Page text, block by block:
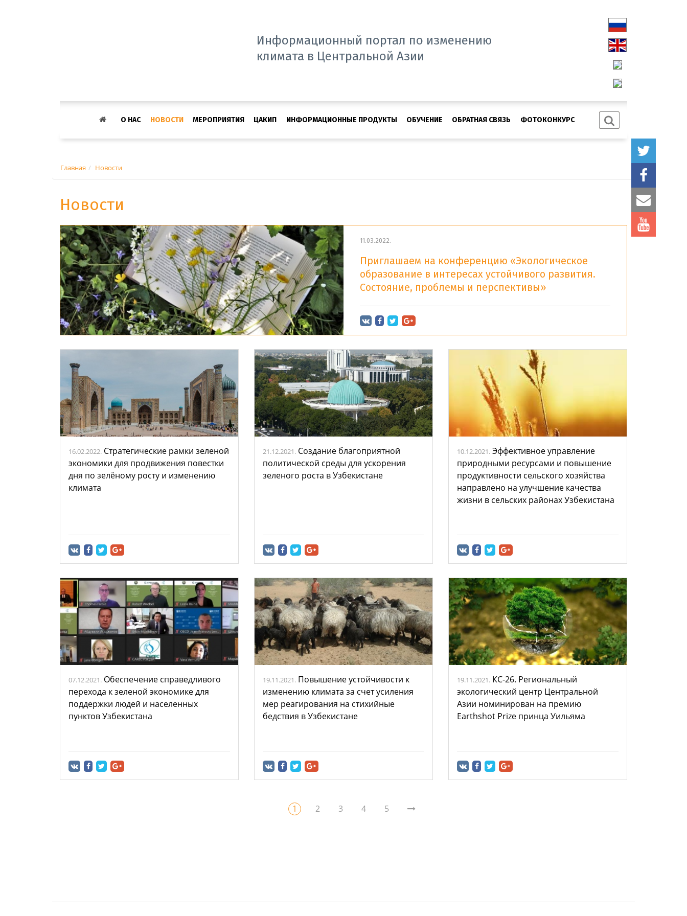
Информационный портал по изменению
климата в Центральной Азии
О НАС НОВОСТИ МЕРОПРИЯТИЯ ЦАКИП ИНФОРМАЦИОННЫЕ ПРОДУКТЫ ОБУЧЕНИЕ ОБРАТНАЯ СВЯЗЬ ФОТОКОНКУРС
Главная Новости
Новости
11.03.2022.
Приглашаем на конференцию «Экологическое
образование в интересах устойчивого развития.
Состояние, проблемы и перспективы»
16.02.2022. Стратегические рамки зеленой
экономики для продвижения повестки
дня по зелёному росту и изменению
климата
21.12.2021. Создание благоприятной
политической среды для ускорения
зеленого роста в Узбекистане
10.12.2021. Эффективное управление
природными ресурсами и повышение
продуктивности сельского хозяйства
направлено на улучшение качества
жизни в сельских районах Узбекистана
07.12.2021. Обеспечение справедливого
перехода к зеленой экономике для
поддержки людей и населенных
пунктов Узбекистана
19.11.2021. Повышение устойчивости к
изменению климата за счет усиления
мер реагирования на стихийные
бедствия в Узбекистане
19.11.2021. КС-26. Региональный
экологический центр Центральной
Азии номинирован на премию
Earthshot Prize принца Уильяма
1 2 3 4 5